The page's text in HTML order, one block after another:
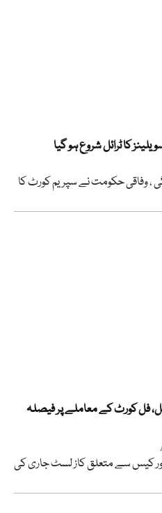
، وفاقی حکومت نے سپریم کورٹ کا
فل کورٹ کے معاملے پر فیصلہ
کیس سے متعلق کاز لسٹ جاری کی